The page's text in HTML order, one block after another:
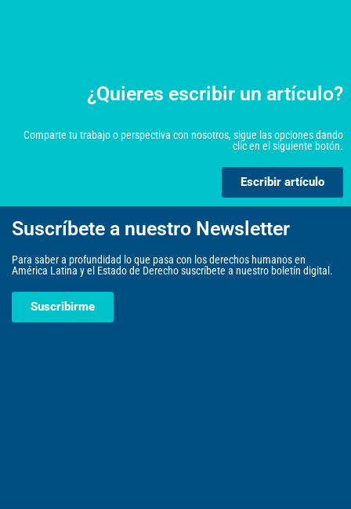
¿Quieres escribir un artículo?
Comparte tu trabajo o perspectiva con nosotros, sigue las opciones dando
clic en el siguiente botón.
Escribir artículo
Suscríbete a nuestro Newsletter
Para saber a profundidad lo que pasa con los derechos humanos en
América Latina y el Estado de Derecho suscríbete a nuestro boletín digital.
Suscribirme